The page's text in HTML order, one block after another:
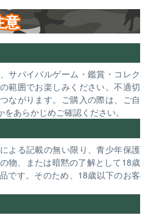
意
サバイバルゲーム・鑑賞・コレク
範囲でお楽しみください。不適切
ながります。ご購入の際は、ご自
あらかじめご確認ください。
よる記載の無い限り、青少年保護
物、または暗黙の了解として18歳
です。そのため、18歳以下のお客